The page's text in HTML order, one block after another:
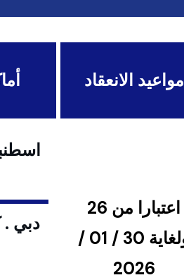
مواعيد الانعقاد
اعتبارا من 26
ولغاية 30 / 01 /
2026
دبي .